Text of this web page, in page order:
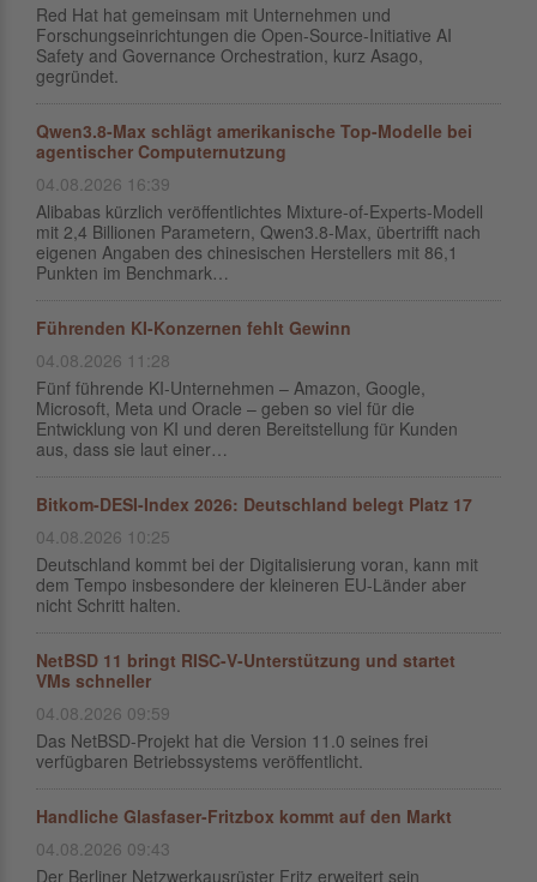
Red Hat hat gemeinsam mit Unternehmen und
Forschungseinrichtungen die Open-Source-Initiative AI
Safety and Governance Orchestration, kurz Asago,
gegründet.
Qwen3.8-Max schlägt amerikanische Top-Modelle bei
agentischer Computernutzung
04.08.2026 16:39
Alibabas kürzlich veröffentlichtes Mixture-of-Experts-Modell
mit 2,4 Billionen Parametern, Qwen3.8-Max, übertrifft nach
eigenen Angaben des chinesischen Herstellers mit 86,1
Punkten im Benchmark…
Führenden KI-Konzernen fehlt Gewinn
04.08.2026 11:28
Fünf führende KI-Unternehmen – Amazon, Google,
Microsoft, Meta und Oracle – geben so viel für die
Entwicklung von KI und deren Bereitstellung für Kunden
aus, dass sie laut einer…
Bitkom-DESI-Index 2026: Deutschland belegt Platz 17
04.08.2026 10:25
Deutschland kommt bei der Digitalisierung voran, kann mit
dem Tempo insbesondere der kleineren EU-Länder aber
nicht Schritt halten.
NetBSD 11 bringt RISC-V-Unterstützung und startet
VMs schneller
04.08.2026 09:59
Das NetBSD-Projekt hat die Version 11.0 seines frei
verfügbaren Betriebssystems veröffentlicht.
Handliche Glasfaser-Fritzbox kommt auf den Markt
04.08.2026 09:43
Der Berliner Netzwerkausrüster Fritz erweitert sein